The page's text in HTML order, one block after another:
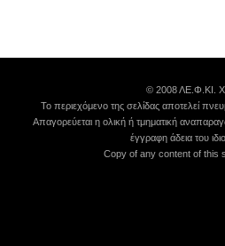
© 2008 ΛΕ.Φ.ΚΙ.
Το περιεχόμενο της σελίδας αποτελεί
Απαγορεύεται η ολική ή τμηματική
έγγραφη άδεια του
Copy of any content of this